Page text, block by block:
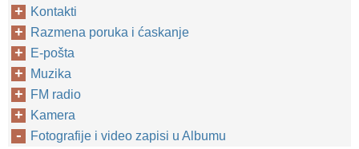
Kontakti
Razmena poruka i ćaskanje
E-pošta
Muzika
FM radio
Kamera
Fotografije i video zapisi u Albumu